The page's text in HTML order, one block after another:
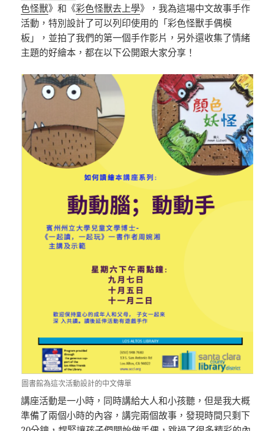
色怪獸》和《彩色怪獸去上學》，我為這場中文故事手作
活動，特別設計了可以列印使用的「彩色怪獸手偶模
板」，並拍了我們的第一個手作影片，另外還收集了情緒
主題的好繪本，都在以下公開跟大家分享！
圖書館為這次活動設計的中文傳單
講座活動是一小時，同時講給大人和小孩聽，但是我大概
準備了兩個小時的內容，講完兩個故事，發現時間只剩下